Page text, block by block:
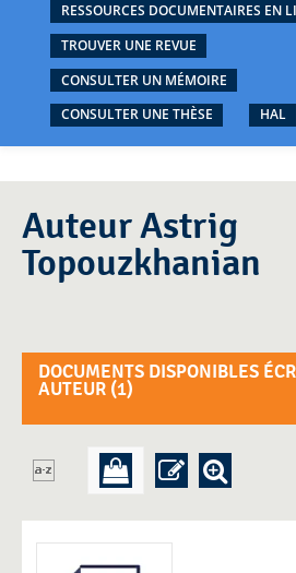
RESSOURCES DOCUMENTAIRES EN
TROUVER UNE REVUE
CONSULTER UN MÉMOIRE
CONSULTER UNE THÈSE
HAL
Auteur Astrig
Topouzkhanian
DOCUMENTS DISPONIBLES
AUTEUR (1)